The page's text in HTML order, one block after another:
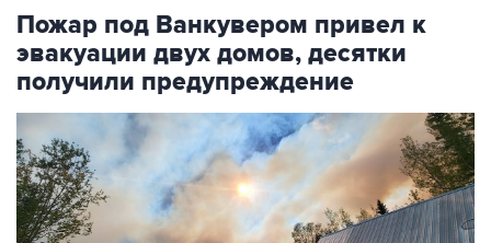
Пожар под Ванкувером привел к
эвакуации двух домов, десятки
получили предупреждение